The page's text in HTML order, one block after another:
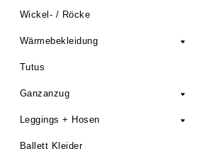
Wickel- / Röcke
Wärmebekleidung
Tutus
Ganzanzug
Leggings + Hosen
Ballett Kleider